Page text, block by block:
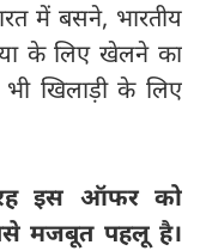
में बसने, भारतीय
के लिए खेलने का
भी खिलाड़ी के लिए
इस ऑफर को
मजबूत पहलू है।